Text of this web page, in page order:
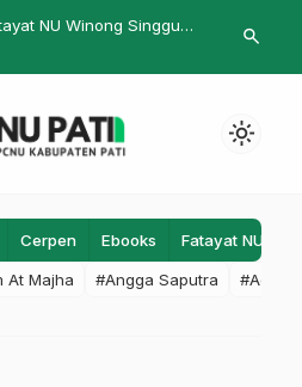
Keliling di Desa
PKPNU
Siap!
search
light_mode
Cerpen Ebooks Fatayat NU
At Majha #Angga Saputra #Admin